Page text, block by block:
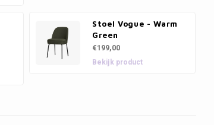
Stoel Vogue - Warm
Green
€199,00
Bekijk product